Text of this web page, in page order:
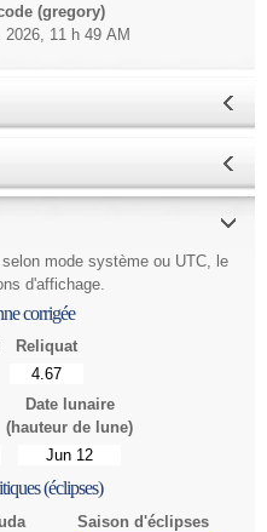
(gregory)
11 h 49 AM
mode système ou UTC, le
d'affichage.
corrigée
Reliquat
Date lunaire
(hauteur de lune)
(éclipses)
Saison d'éclipses